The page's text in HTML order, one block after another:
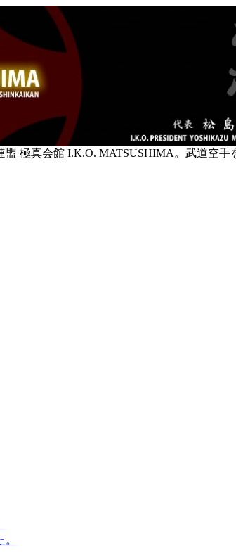
極真会館 I.K.O. MATSUSHIMA。武道空手